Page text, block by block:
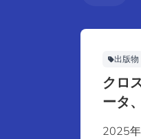
出版物
クロ
ータ
済の
2025